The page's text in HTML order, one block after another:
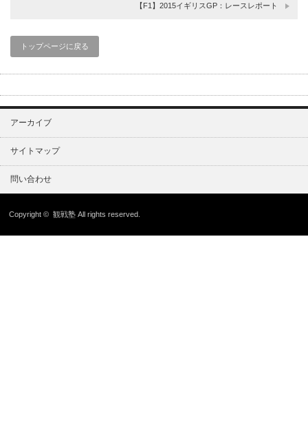
【F1】2015イギリスGP：レースレポート
トップページに戻る
アーカイブ
サイトマップ
問い合わせ
Copyright ©観戦塾 All rights reserved.